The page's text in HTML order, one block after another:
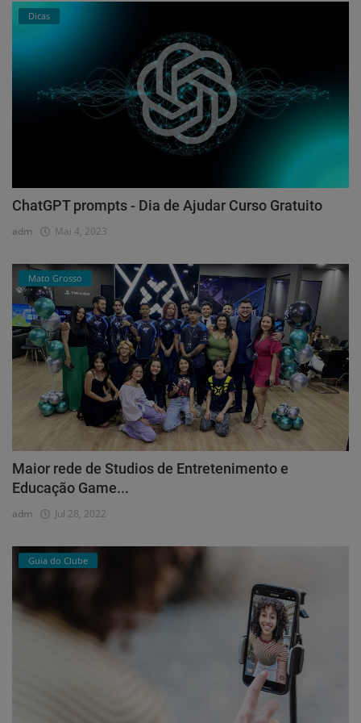
Dicas
ChatGPT prompts - Dia de Ajudar Curso Gratuito
adm Mai 4, 2023
Mato Grosso
Maior rede de Studios de Entretenimento e
Educação Game...
adm Jul 28, 2022
Guia do Clube